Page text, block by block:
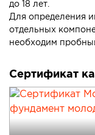
до 18 лет.
Для определения
отдельных
необходим
Сертификат